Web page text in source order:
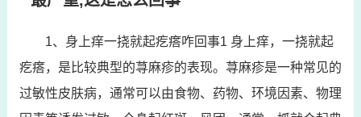
1、身上痒一挠就起疙瘩咋回事1 身上痒，一挠就起
疙瘩，是比较典型的荨麻疹的表现。荨麻疹是一种常见的
过敏性皮肤病，通常可以由食物、药物、环境因素、物理